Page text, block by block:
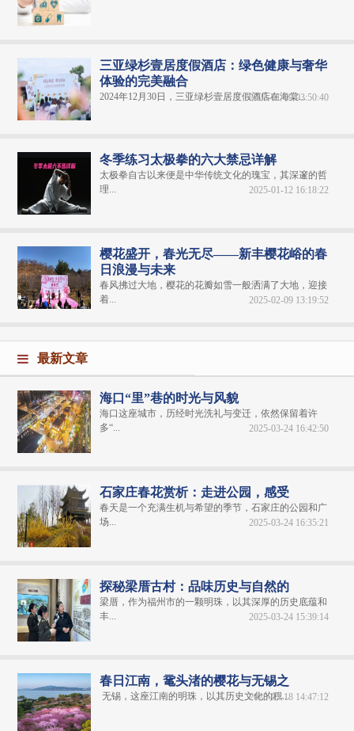
三亚绿杉壹居度假酒店：绿色健康与奢华
体验的完美融合
2024年12月30日，三亚绿杉壹居度假酒店在海棠...
2025-01-09 03:50:40
冬季练习太极拳的六大禁忌详解
太极拳自古以来便是中华传统文化的瑰宝，其深邃的哲
理...
2025-01-12 16:18:22
樱花盛开，春光无尽——新丰樱花峪的春
日浪漫与未来
春风拂过大地，樱花的花瓣如雪一般洒满了大地，迎接
着...
2025-02-09 13:19:52
最新文章
海口“里”巷的时光与风貌
海口这座城市，历经时光洗礼与变迁，依然保留着许
多“...
2025-03-24 16:42:50
石家庄春花赏析：走进公园，感受
春天是一个充满生机与希望的季节，石家庄的公园和广
场...
2025-03-24 16:35:21
探秘梁厝古村：品味历史与自然的
梁厝，作为福州市的一颗明珠，以其深厚的历史底蕴和
丰...
2025-03-24 15:39:14
春日江南，鼋头渚的樱花与无锡之
无锡，这座江南的明珠，以其历史文化的积...2025-03-18 14:47:12